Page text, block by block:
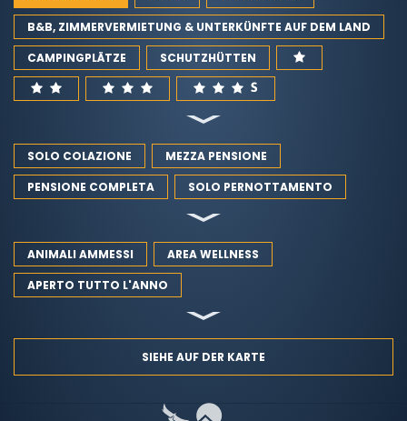
B&B, ZIMMERVERMIETUNG & UNTERKÜNFTE AUF DEM LAND
CAMPINGPLÄTZE
SCHUTZHÜTTEN
SOLO COLAZIONE
MEZZA PENSIONE
PENSIONE COMPLETA
SOLO PERNOTTAMENTO
ANIMALI AMMESSI
AREA WELLNESS
APERTO TUTTO L'ANNO
SIEHE AUF DER KARTE